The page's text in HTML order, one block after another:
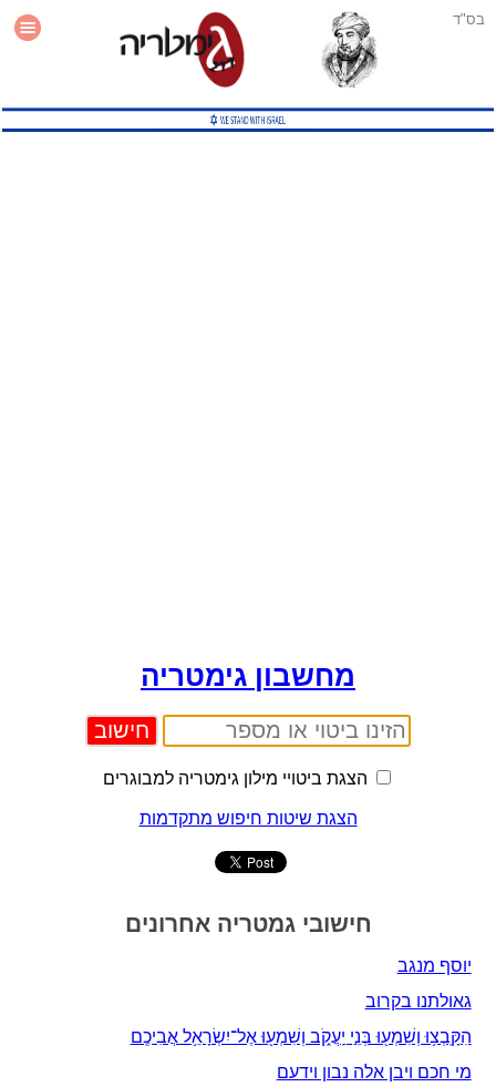
בס"ד
עזרה
מחשבון גימטריה
הצגת ביטויי מילון גימטריה למבוגרים
הצגת שיטות חיפוש מתקדמות
חישובי גמטריה אחרונים
יוסף מנגב
גאולתנו בקרוב
הִקָּֽבְצ֥וּ וְשִׁמְע֖וּ בְּנֵ֣י יַֽעֲקֹ֑ב וְשִׁמְע֖וּ אֶל־יִשְׂרָאֵ֥ל אֲבִיכֶֽם
מי חכם ויבן אלה נבון וידעם